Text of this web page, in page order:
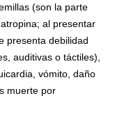
(son la parte
al presentar
presenta debilidad
auditivas o táctiles),
vómito, daño
muerte por